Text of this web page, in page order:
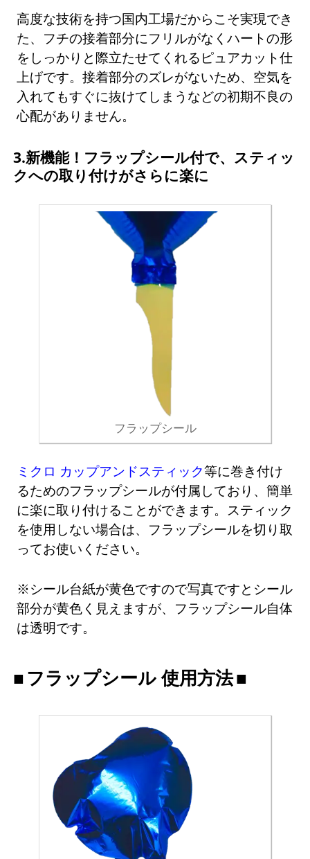
高度な技術を持つ国内工場だからこそ実現でき
た、フチの接着部分にフリルがなくハートの形
をしっかりと際立たせてくれるピュアカット仕
上げです。接着部分のズレがないため、空気を
入れてもすぐに抜けてしまうなどの初期不良の
心配がありません。
3.新機能！フラップシール付で、スティッ
クへの取り付けがさらに楽に
フラップシール
ミクロ カップアンドスティック等に巻き付け
るためのフラップシールが付属しており、簡単
に楽に取り付けることができます。スティック
を使用しない場合は、フラップシールを切り取
ってお使いください。
※シール台紙が黄色ですので写真ですとシール
部分が黄色く見えますが、フラップシール自体
は透明です。
フラップシール 使用方法